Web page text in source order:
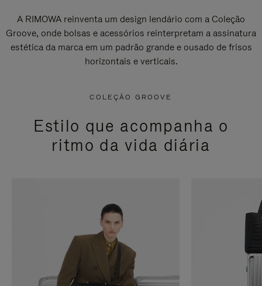
A RIMOWA reinventa um design lendário com a Coleção
Groove, onde bolsas e acessórios reinterpretam a assinatura
estética da marca em um padrão grande e ousado de frisos
horizontais e verticais.
COLEÇÃO GROOVE
Estilo que acompanha o
ritmo da vida diária